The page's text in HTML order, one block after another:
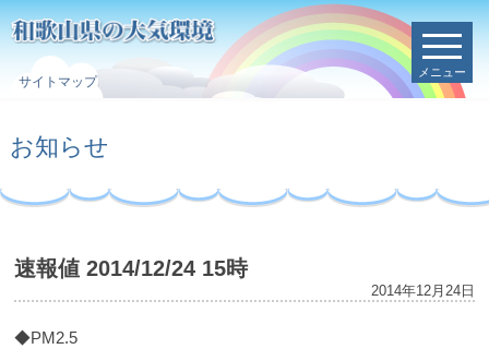
サイトマップ
メニュー
お知らせ
速報値 2014/12/24 15時
2014年12月24日
◆PM2.5